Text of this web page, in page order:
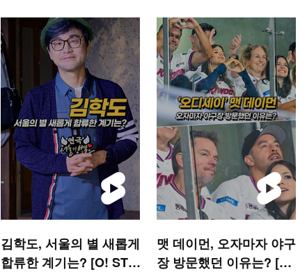
김학도, 서울의 별 새롭게
합류한 계기는? [O! STA
맷 데이먼, 오자마자 야구
장 방문했던 이유는? [O!